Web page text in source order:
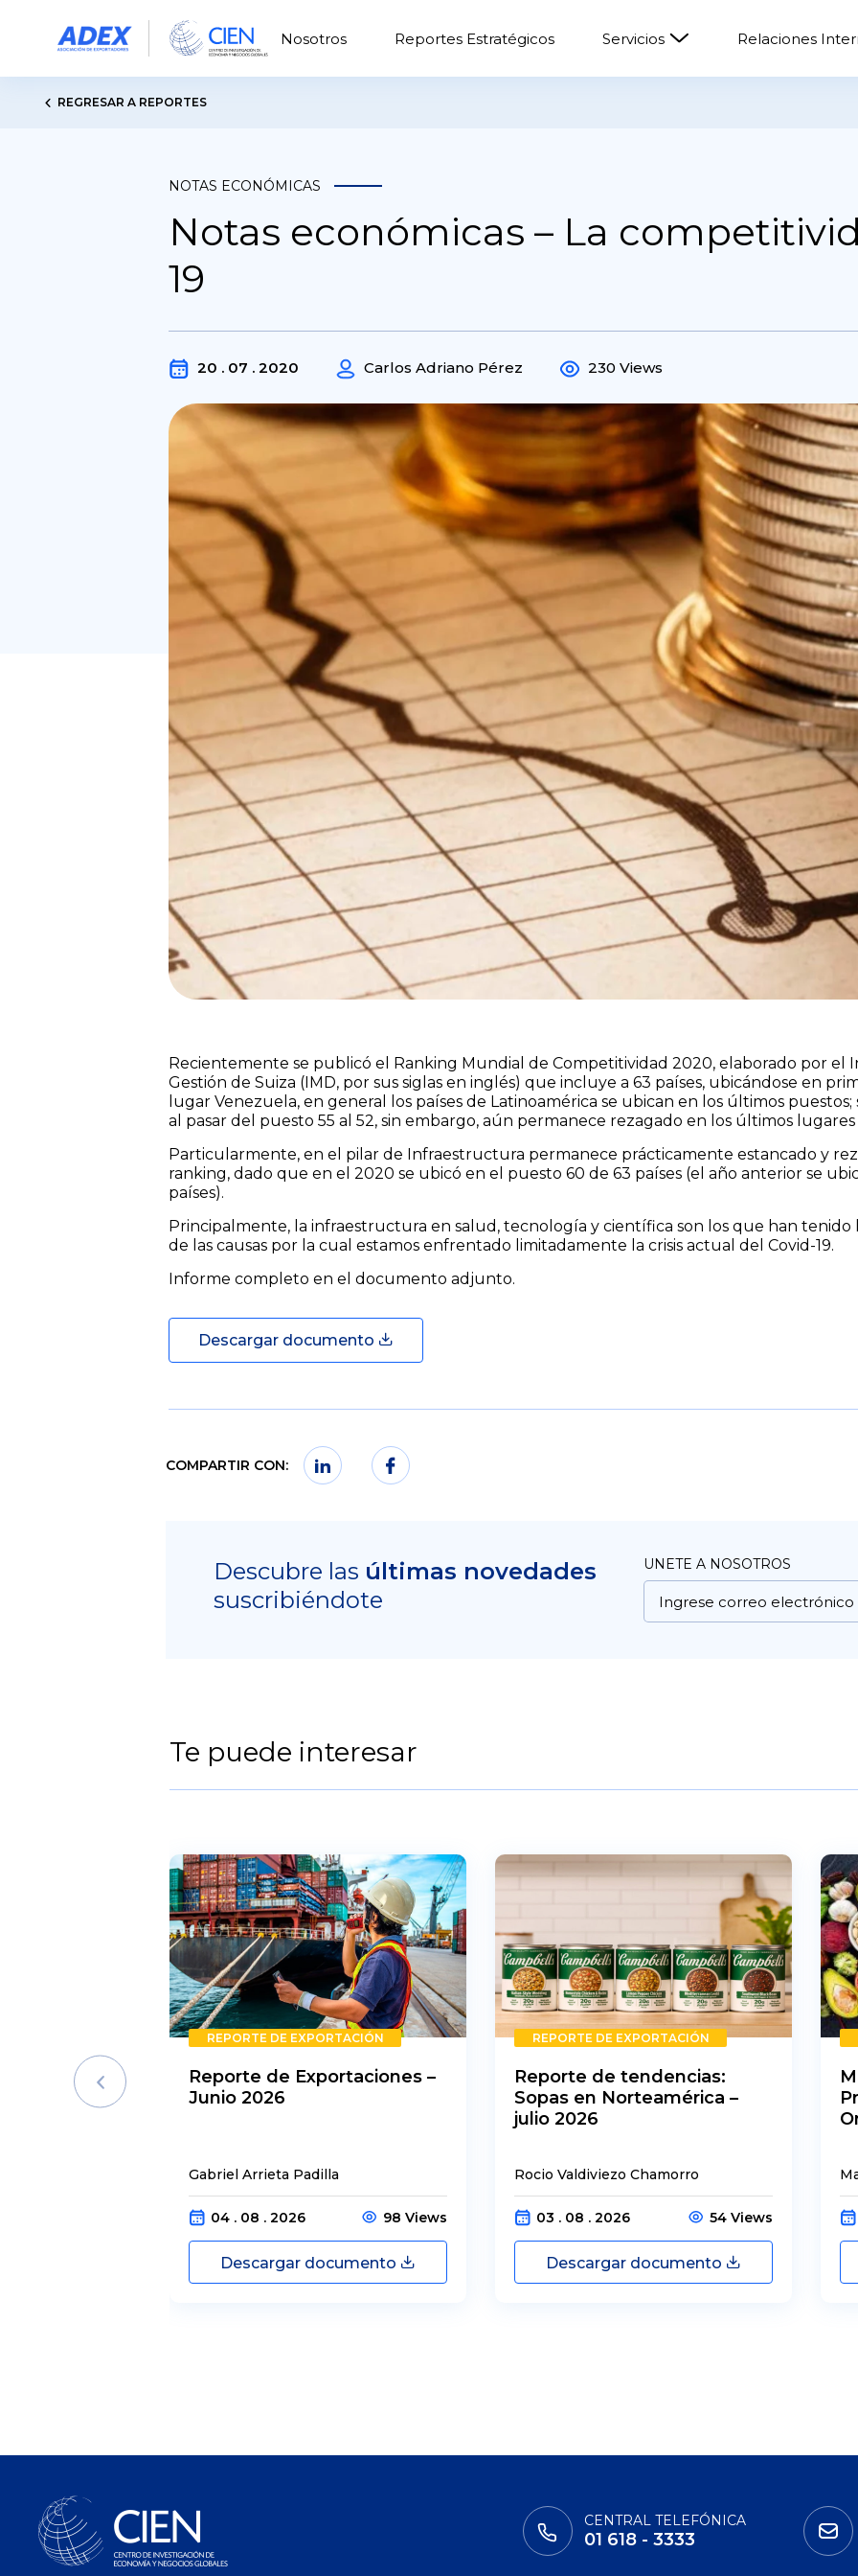
Nosotros Reportes Estratégicos Servicios Relaciones
REGRESAR A REPORTES
NOTAS ECONÓMICAS
Notas económicas – La
19
20 . 07 . 2020 Carlos Adriano Pérez 230 Views
Recientemente se publicó el Ranking Mundial de Competitividad 2020, elaborado por el
Gestión de Suiza (IMD, por sus siglas en inglés) que incluye a 63 países, ubicándose en
lugar Venezuela, en general los países de Latinoamérica se ubican en los últimos
al pasar del puesto 55 al 52, sin embargo, aún permanece rezagado en los últimos
Particularmente, en el pilar de Infraestructura permanece prácticamente estancado y
ranking, dado que en el 2020 se ubicó en el puesto 60 de 63 países (el año anterior se
países).
Principalmente, la infraestructura en salud, tecnología y científica son los que han tenido
de las causas por la cual estamos enfrentado limitadamente la crisis actual del Covid-19.
Informe completo en el documento adjunto.
Descargar documento
COMPARTIR CON:
Descubre las últimas novedades
suscribiéndote
UNETE A NOSOTROS
Te puede interesar
REPORTE DE EXPORTACIÓN
Reporte de Exportaciones –
Junio 2026
Gabriel Arrieta Padilla
04 . 08 . 2026 98 Views
Descargar documento
REPORTE DE EXPORTACIÓN
Reporte de tendencias:
Sopas en Norteamérica –
julio 2026
Rocio Valdiviezo Chamorro
03 . 08 . 2026 54 Views
Descargar documento
CENTRAL TELEFÓNICA
01 618 - 3333